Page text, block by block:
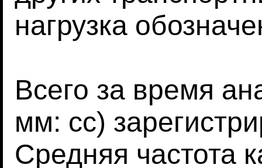
нагрузка
Всего за время
мм: сс)
Средняя частота